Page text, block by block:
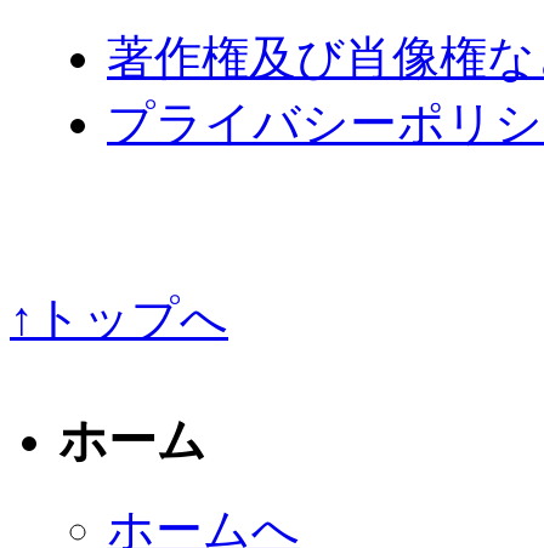
著作権及び肖像権
プライバシーポリ
↑トップへ
ホーム
ホームへ